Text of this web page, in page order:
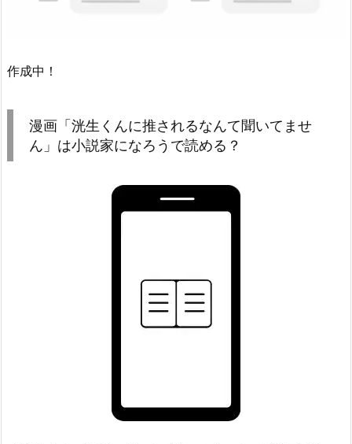
作成中！
漫画「洸生くんに推されるなんて聞いてませ
ん」は小説家になろうで読める？